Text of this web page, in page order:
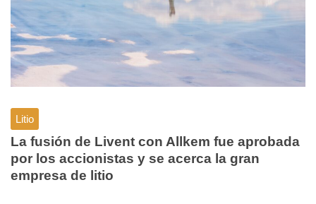
Litio
La fusión de Livent con Allkem fue aprobada
por los accionistas y se acerca la gran
empresa de litio